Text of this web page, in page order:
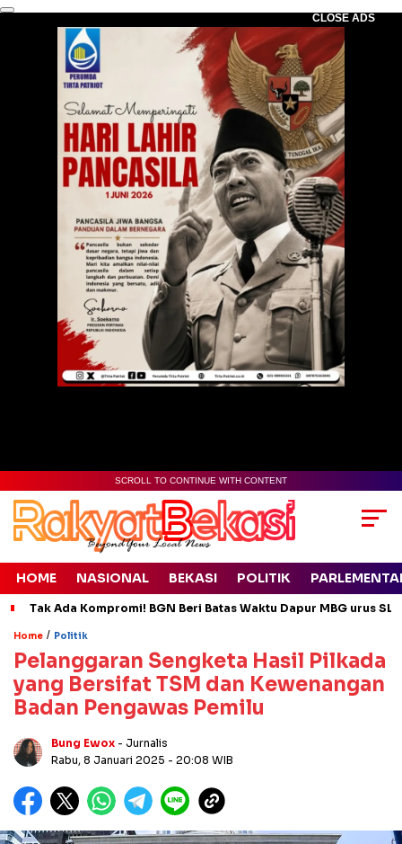
CLOSE ADS
SCROLL TO CONTINUE WITH CONTENT
HOME NASIONAL BEKASI POLITIK
Tak Ada Kompromi! BGN Beri Batas Waktu Dapur MBG urus
Home / Politik
Pelanggaran Sengketa Hasil Pilkada
yang Bersifat TSM dan Kewenangan
Badan Pengawas Pemilu
Bung Ewox - Jurnalis
Rabu, 8 Januari 2025 - 20:08 WIB